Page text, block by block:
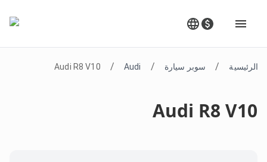
الرئيسية / سوبر سيارة /
Audi
/
Audi R8 V10
Audi R8 V10